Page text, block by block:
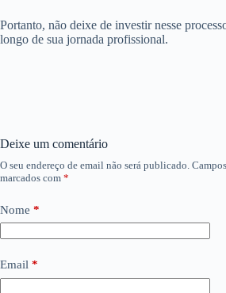
Portanto, não deixe de investir nesse
longo de sua jornada profissional.
Deixe um comentário
O seu endereço de email não será publicado.
marcados com *
Nome *
Email *